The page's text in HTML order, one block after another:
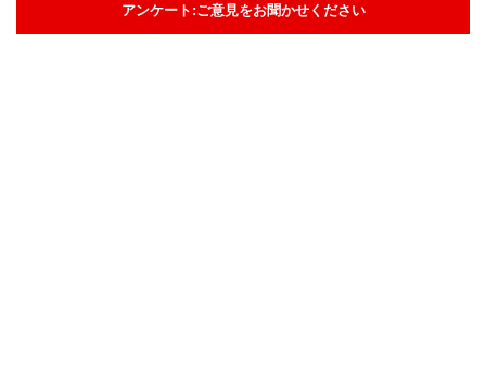
アンケート:ご意見をお聞かせください